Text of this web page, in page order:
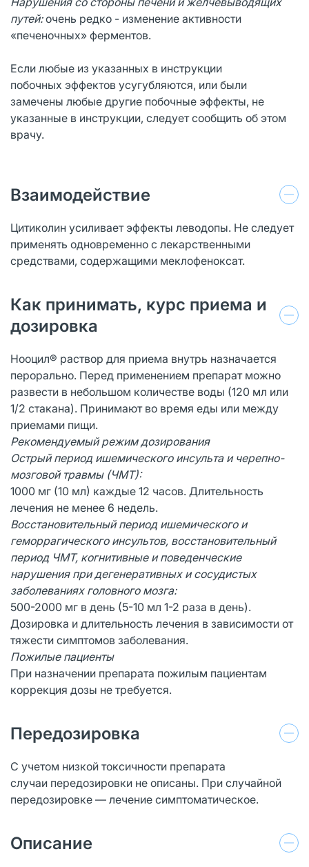
путей:очень редко - изменение активности
«печеночных» ферментов.
Если любые из указанных в инструкции
побочных эффектов усугубляются, или были
замечены любые другие побочные эффекты, не
указанные в инструкции, следует сообщить об этом
врачу.
Взаимодействие
Цитиколин усиливает эффекты леводопы. Не следует
применять одновременно с лекарственными
средствами, содержащими меклофеноксат.
Как принимать, курс приема и
дозировка
Нооцил® раствор для приема внутрь назначается
перорально. Перед применением препарат можно
развести в небольшом количестве воды (120 мл или
1/2 стакана). Принимают во время еды или между
приемами пищи.
Рекомендуемый режим дозирования
Острый период ишемического инсульта и черепно-
мозговой травмы (ЧМТ):
1000 мг (10 мл) каждые 12 часов. Длительность
лечения не менее 6 недель.
Восстановительный период ишемического и
геморрагического инсультов, восстановительный
период ЧМТ, когнитивные и поведенческие
нарушения при дегенеративных и сосудистых
заболеваниях головного мозга:
500-2000 мг в день (5-10 мл 1-2 раза в день).
Дозировка и длительность лечения в зависимости от
тяжести симптомов заболевания.
Пожилые пациенты
При назначении препарата пожилым пациентам
коррекция дозы не требуется.
Передозировка
С учетом низкой токсичности препарата
случаи передозировки не описаны. При случайной
передозировке — лечение симптоматическое.
Описание